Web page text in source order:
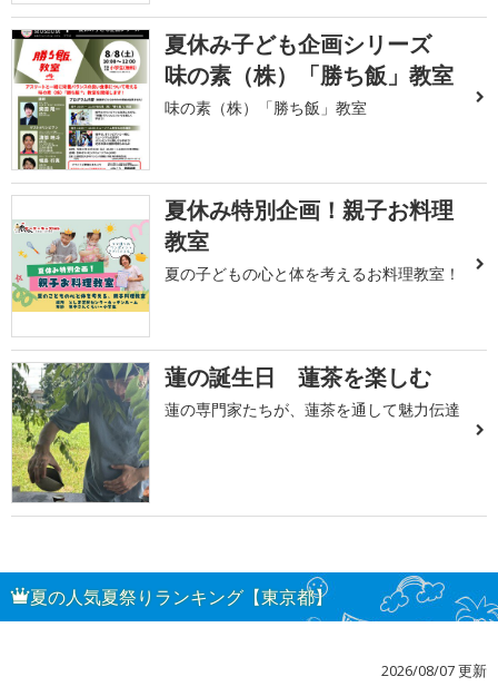
夏休み子ども企画シリーズ
味の素（株）「勝ち飯」教室
味の素（株）「勝ち飯」教室
夏休み特別企画！親子お料理
教室
夏の子どもの心と体を考えるお料理教室！
蓮の誕生日 蓮茶を楽しむ
蓮の専門家たちが、蓮茶を通して魅力伝達
夏の人気夏祭りランキング【東京都】
2026/08/07 更新